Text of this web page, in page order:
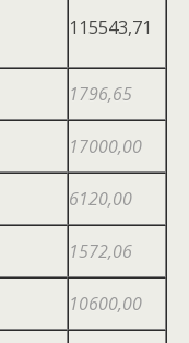
115543,71
1796,65
17000,00
6120,00
1572,06
10600,00